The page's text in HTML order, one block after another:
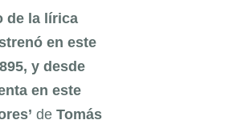
de la lírica
en este
y desde
en este
de Tomás